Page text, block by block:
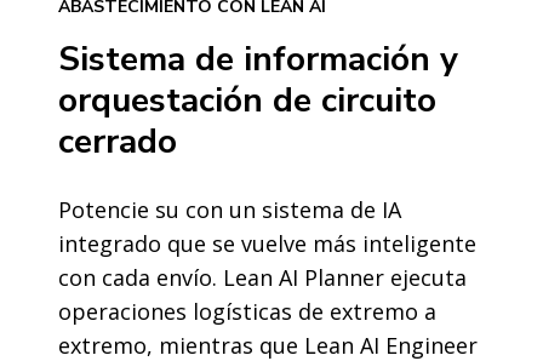
ABASTECIMIENTO CON LEAN AI
Sistema de información y
orquestación de circuito
cerrado
Potencie su con un sistema de IA
integrado que se vuelve más inteligente
con cada envío. Lean AI Planner ejecuta
operaciones logísticas de extremo a
extremo, mientras que Lean AI Engineer